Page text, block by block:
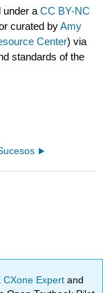
under aCC BY-NC
curated byAmy
Center) via
standards of the
CXone Expertand